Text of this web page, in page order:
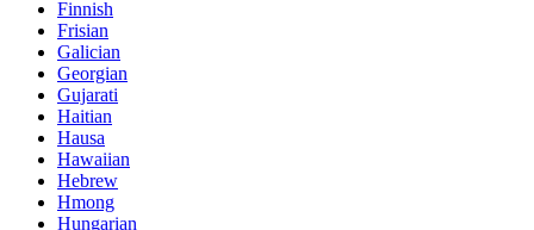
Finnish
Frisian
Galician
Georgian
Gujarati
Haitian
Hausa
Hawaiian
Hebrew
Hmong
Hungarian